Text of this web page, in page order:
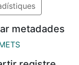
metadades